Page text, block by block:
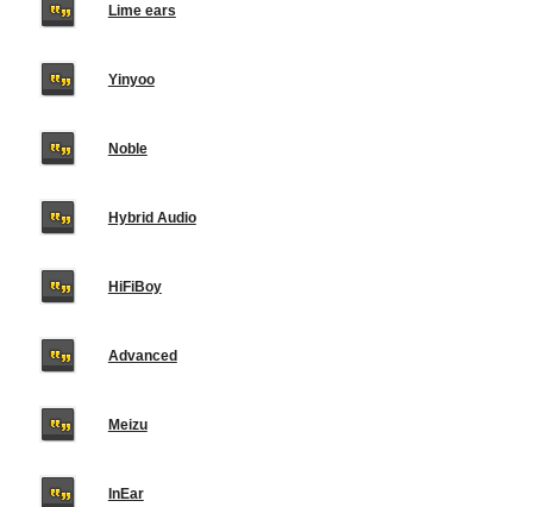
Lime ears
Yinyoo
Noble
Hybrid Audio
HiFiBoy
Advanced
Meizu
InEar